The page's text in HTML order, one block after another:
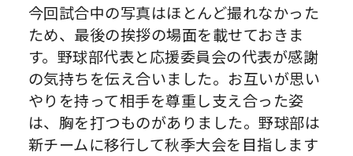
今回試合中の写真はほとんど撮れなかった
ため、最後の挨拶の場面を載せておきま
す。野球部代表と応援委員会の代表が感謝
の気持ちを伝え合いました。お互いが思い
やりを持って相手を尊重し支え合った姿
は、胸を打つものがありました。野球部は
新チームに移行して秋季大会を目指します